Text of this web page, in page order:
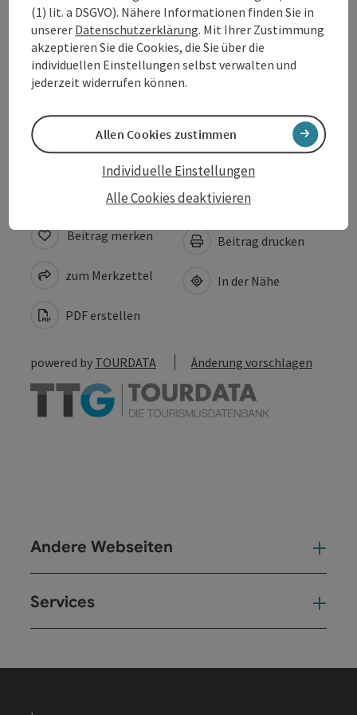
Öffnungszeiten
Anreise/Lage
Barrierefreiheit
Beitrag merken
zum Merkzettel
PDF erstellen
Beitrag drucken
In der Nähe
powered by TOURDATA Änderung vorschlagen
Andere Webseiten
Services
(1) lit. a DSGVO). Nähere Informationen finden Sie in
unserer Datenschutzerklärung. Mit Ihrer Zustimmung
akzeptieren Sie die Cookies, die Sie über die
individuellen Einstellungen selbst verwalten und
jederzeit widerrufen können.
Alle Cookies deaktivieren
Individuelle Einstellungen
Allen Cookies zustimmen